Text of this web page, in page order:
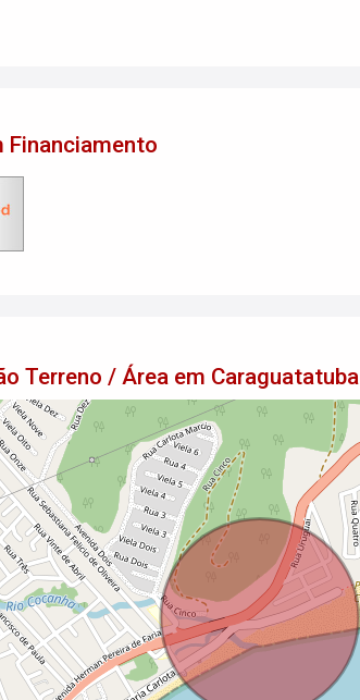
Financiamento
Terreno / Área em Caraguatatuba